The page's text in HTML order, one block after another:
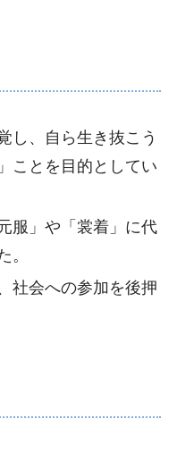
し、自ら生き抜こう
ことを目的としてい
服」や「裳着」に代
。
社会への参加を後押